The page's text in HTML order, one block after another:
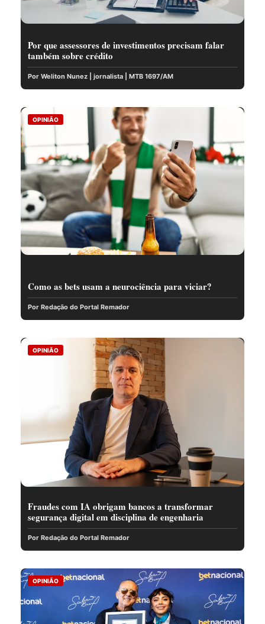
Por que assessores de investimentos precisam falar
também sobre crédito
Por Weliton Nunez | jornalista | MTB 1697/AM
OPINIÃO
Como as bets usam a neurociência para viciar?
Por Redação do Portal Remador
OPINIÃO
Fraudes com IA obrigam bancos a transformar
segurança digital em disciplina de engenharia
Por Redação do Portal Remador
OPINIÃO